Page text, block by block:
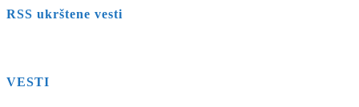
RSS ukrštene vesti
VESTI